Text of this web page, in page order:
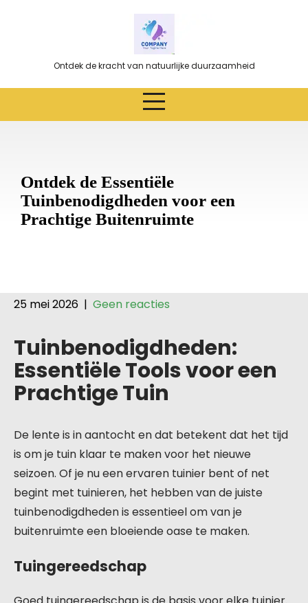
Ontdek de kracht van natuurlijke duurzaamheid
Ontdek de Essentiële
Tuinbenodigdheden voor een
Prachtige Buitenruimte
25 mei 2026 | Geen reacties
Tuinbenodigdheden:
Essentiële Tools voor een
Prachtige Tuin
De lente is in aantocht en dat betekent dat het tijd
is om je tuin klaar te maken voor het nieuwe
seizoen. Of je nu een ervaren tuinier bent of net
begint met tuinieren, het hebben van de juiste
tuinbenodigdheden is essentieel om van je
buitenruimte een bloeiende oase te maken.
Tuingereedschap